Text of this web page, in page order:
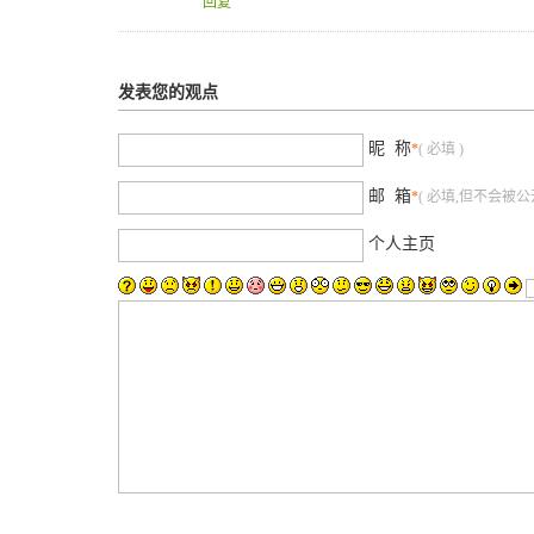
发表您的观点
昵 称*( 必填 )
邮 箱*( 必填,但不会被公
个人主页